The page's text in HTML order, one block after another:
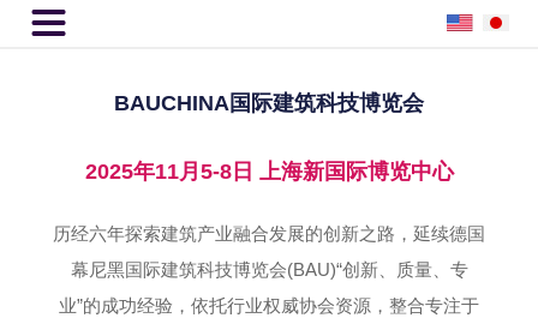

BAUCHINA国际建筑科技博览会
2025年11月5-8日 上海新国际博览中心
历经六年探索建筑产业融合发展的创新之路，延续德国
幕尼黑国际建筑科技博览会(BAU)“创新、质量、专
业”的成功经验，依托行业权威协会资源，整合专注于